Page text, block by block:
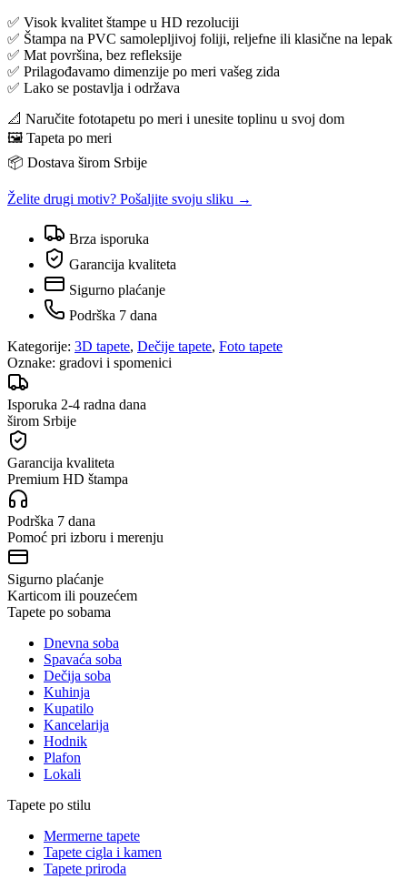
✅ Visok kvalitet štampe u HD rezoluciji
✅ Štampa na PVC samolepljivoj foliji, reljefne ili klasične na lepak
✅ Mat površina, bez refleksije
✅ Prilagođavamo dimenzije po meri vašeg zida
✅ Lako se postavlja i održava
📐 Naručite fototapetu po meri i unesite toplinu u svoj dom
🖼️ Tapeta po meri
📦 Dostava širom Srbije
Želite drugi motiv? Pošaljite svoju sliku →
Brza isporuka
Garancija kvaliteta
Sigurno plaćanje
Podrška 7 dana
Kategorije: 3D tapete, Dečije tapete, Foto tapete
Oznake: gradovi i spomenici
Isporuka 2-4 radna dana
širom Srbije
Garancija kvaliteta
Premium HD štampa
Podrška 7 dana
Pomoć pri izboru i merenju
Sigurno plaćanje
Karticom ili pouzećem
Tapete po sobama
Dnevna soba
Spavaća soba
Dečija soba
Kuhinja
Kupatilo
Kancelarija
Hodnik
Plafon
Lokali
Tapete po stilu
Mermerne tapete
Tapete cigla i kamen
Tapete priroda